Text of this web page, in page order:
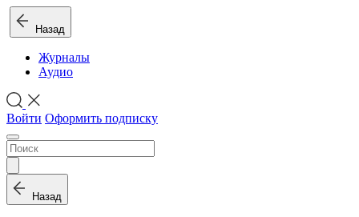
Назад
Журналы
Аудио
Войти Оформить подписку
Назад